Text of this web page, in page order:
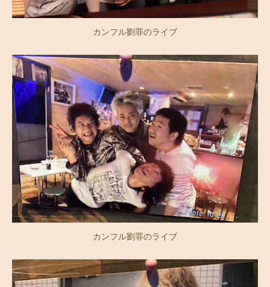
カンフル劉罪のライブ
カンフル劉罪のライブ